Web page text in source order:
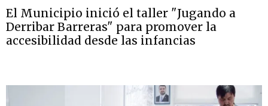
El Municipio inició el taller "Jugando a
Derribar Barreras" para promover la
accesibilidad desde las infancias